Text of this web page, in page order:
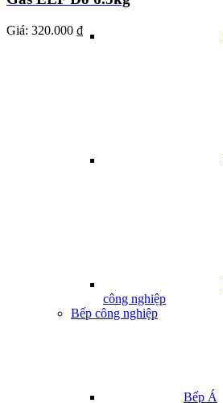
công nghiệp
Bếp công nghiệp
Bếp Á
Giá: 320.000 ₫